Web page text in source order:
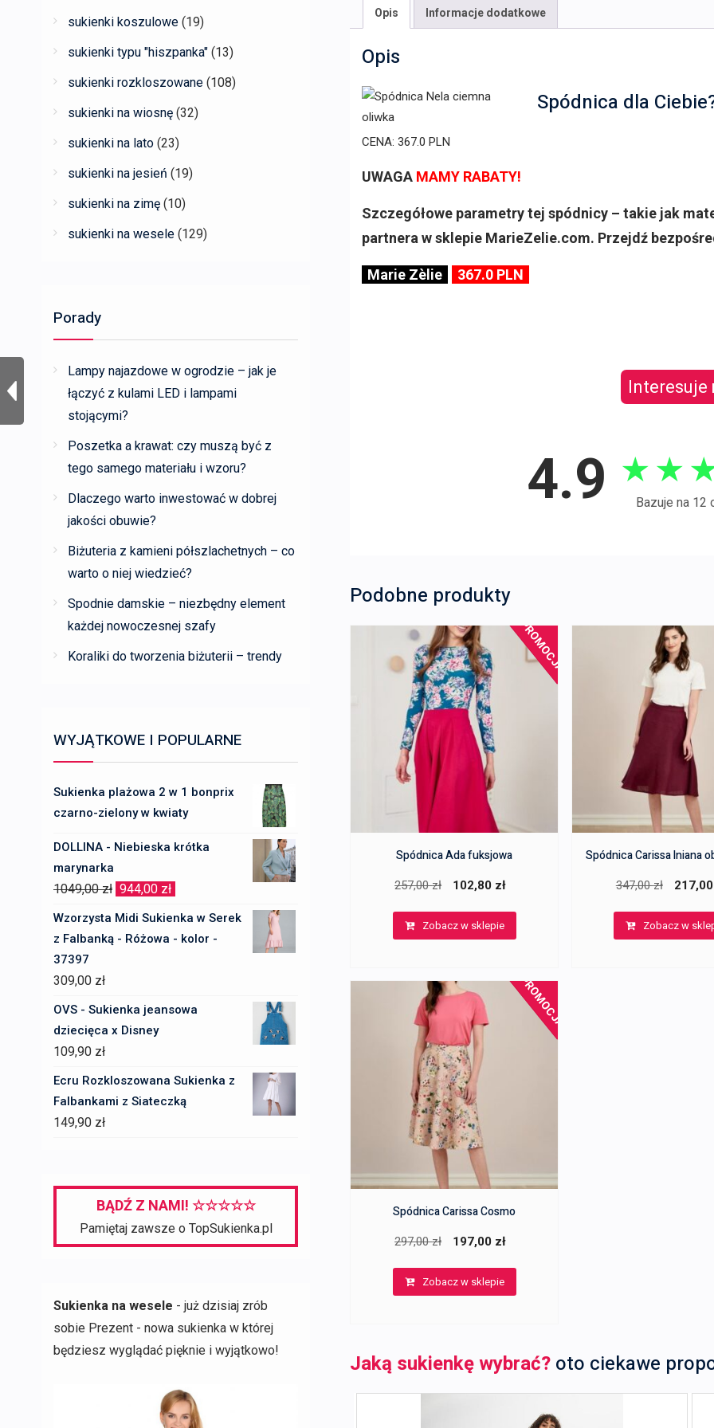
Opis Informacje dodatkowe
Opis
Spódnica dla
CENA: 367.0 PLN
UWAGA MAMY RABATY!
Szczegółowe parametry tej spódnicy – takie jak
partnera w sklepie MarieZelie.com. Przejdź
Marie Zèlie 367.0 PLN
Interesuje
4.9 ★ ★
Bazuje na 12
Podobne produkty
PROMOCJA!
Spódnica Ada fuksjowa
257,00zł
Pierwotna
wynosiła:
102,80 zł
Zobacz w sklepie
Spódnica Carissa lniana
347,00zł
wynosiła:
217,00
Zobacz w
PROMOCJA!
Spódnica Carissa Cosmo
297,00zł
Pierwotna
wynosiła:
197,00 zł
Zobacz w sklepie
Jaką sukienkę wybrać? oto ciekawe
sukienki koszulowe (19)
sukienki typu "hiszpanka" (13)
sukienki rozkloszowane (108)
sukienki na wiosnę (32)
sukienki na lato (23)
sukienki na jesień (19)
sukienki na zimę (10)
sukienki na wesele (129)
Porady
Lampy najazdowe w ogrodzie – jak je
łączyć z kulami LED i lampami
stojącymi?
Poszetka a krawat: czy muszą być z
tego samego materiału i wzoru?
Dlaczego warto inwestować w dobrej
jakości obuwie?
Biżuteria z kamieni półszlachetnych – co
warto o niej wiedzieć?
Spodnie damskie – niezbędny element
każdej nowoczesnej szafy
Koraliki do tworzenia biżuterii – trendy
WYJĄTKOWE I POPULARNE
Sukienka plażowa 2 w 1 bonprix
czarno-zielony w kwiaty
DOLLINA - Niebieska krótka
marynarka
1049,00zł Pierwotna
cena
wynosiła:
944,00 zł
cena
wynosi:
Wzorzysta Midi Sukienka w Serek
z Falbanką - Różowa - kolor -
37397
309,00 zł
OVS - Sukienka jeansowa
dziecięca x Disney
109,90 zł
Ecru Rozkloszowana Sukienka z
Falbankami z Siateczką
149,90 zł
BĄDŹ Z NAMI! ☆☆☆☆☆
Pamiętaj zawsze o TopSukienka.pl
Sukienka na wesele - już dzisiaj zrób
sobie Prezent - nowa sukienka w której
będziesz wyglądać pięknie i wyjątkowo!